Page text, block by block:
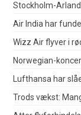
Stockholm-
Air India har
Wizz Air flyver i
Norwegian-
Lufthansa har
Trods vækst: